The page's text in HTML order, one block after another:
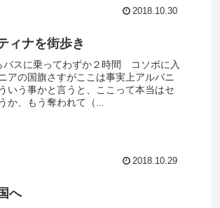
2018.10.30
ィナを街歩き
バスに乗ってわずか２時間 コソボに入
アの国旗さすがここは事実上アルバニ
いう事かと言うと、ここって本当はセ
か、もう奪われて（...
2018.10.29
へ